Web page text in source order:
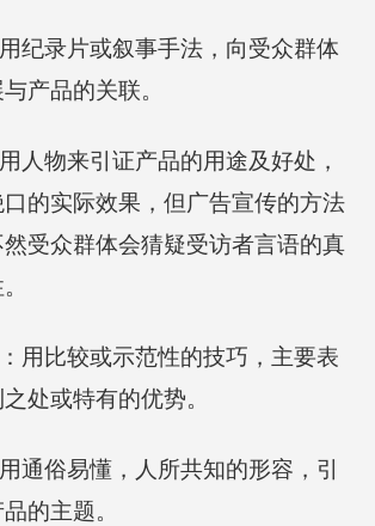
纪录片或叙事手法，向受众群体
产品的关联。
人物来引证产品的用途及好处，
的实际效果，但广告宣传的方法
受众群体会猜疑受访者言语的真
用比较或示范性的技巧，主要表
处或特有的优势。
通俗易懂，人所共知的形容，引
的主题。